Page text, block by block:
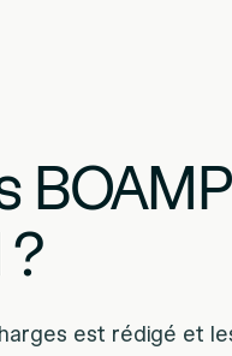
BOAMP
est rédigé et